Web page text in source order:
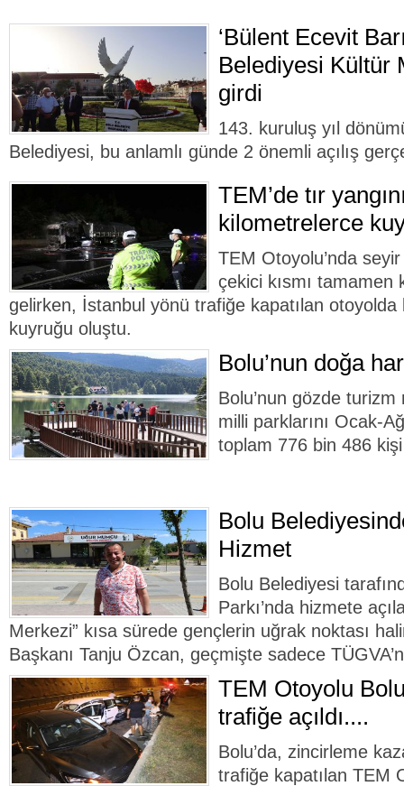
‘Bülent Ecevit
Belediyesi Kültür
girdi
143. kuruluş yıl
Belediyesi, bu anlamlı günde 2 önemli açılış
TEM’de tır
kilometrelerce
TEM Otoyolu’nda
çekici kısmı tamamen
gelirken, İstanbul yönü trafiğe kapatılan
kuyruğu oluştu.
Bolu’nun doğa
Bolu’nun gözde
milli parklarını Ocak-
toplam 776 bin 486
Bolu
Hizmet
Bolu Belediyesi
Parkı’nda hizmete
Merkezi” kısa sürede gençlerin uğrak noktası
Başkanı Tanju Özcan, geçmişte sadece
TEM Otoyolu
trafiğe açıldı....
Bolu’da, zincirleme
trafiğe kapatılan TEM